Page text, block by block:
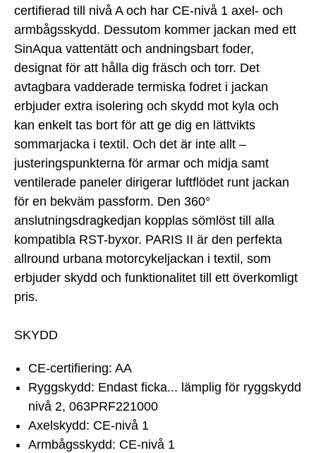
certifierad till nivå A och har CE-nivå 1 axel- och
armbågsskydd. Dessutom kommer jackan med ett
SinAqua vattentätt och andningsbart foder,
designat för att hålla dig fräsch och torr. Det
avtagbara vadderade termiska fodret i jackan
erbjuder extra isolering och skydd mot kyla och
kan enkelt tas bort för att ge dig en lättvikts
sommarjacka i textil. Och det är inte allt –
justeringspunkterna för armar och midja samt
ventilerade paneler dirigerar luftflödet runt jackan
för en bekväm passform. Den 360°
anslutningsdragkedjan kopplas sömlöst till alla
kompatibla RST-byxor. PARIS II är den perfekta
allround urbana motorcykeljackan i textil, som
erbjuder skydd och funktionalitet till ett överkomligt
pris.
SKYDD
CE-certifiering: AA
Ryggskydd: Endast ficka... lämplig för ryggskydd
nivå 2, 063PRF221000
Axelskydd: CE-nivå 1
Armbågsskydd: CE-nivå 1